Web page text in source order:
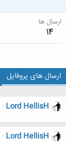
ارسال ها
14
ارسال های پروفایل
Lord HellisH
Lord HellisH